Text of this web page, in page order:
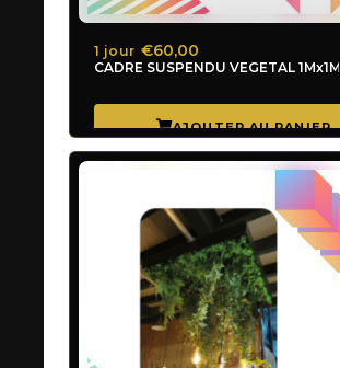
CADRE SUSPENDU VEGETAL 1Mx1M
1 jour €60,00